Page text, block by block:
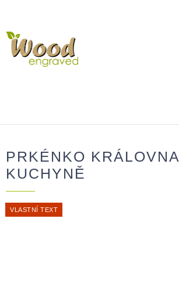
PRKÉNKO KRÁLOVNA
KUCHYNĚ
VLASTNÍ TEXT